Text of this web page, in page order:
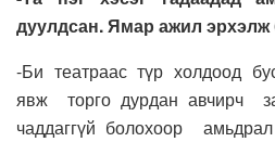
дуулдсан. Ямар ажил эрхэлж
-Би театраас түр холдоод
явж торго дурдан авчирч
чаддаггүй болохоор